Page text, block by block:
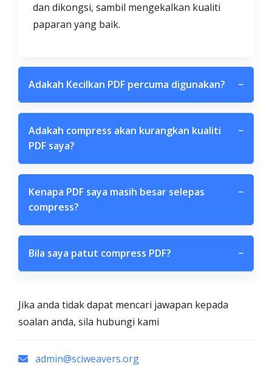
dan dikongsi, sambil mengekalkan kualiti
paparan yang baik.
Adakah Kecilkan PDF percuma digunakan? −
Adakah compress akan kurangkan kualiti
PDF saya?
−
Kenapa PDF saya masih besar selepas
compress?
−
Bila saya patut compress PDF? −
Jika anda tidak dapat mencari jawapan kepada
soalan anda, sila hubungi kami
admin@sciweavers.org